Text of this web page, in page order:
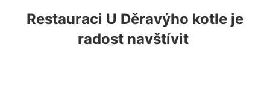
Restauraci U Děravýho kotle je
radost navštívit